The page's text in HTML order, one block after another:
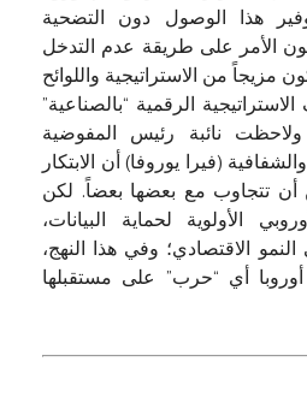
هذا الوصول دون التضحية
الأمر على طريقة عدم التدخل
مزيجاً من الاستراتيجية واللوائح
الرقمية “بالصناعية”
نائبة رئيس المفوضية
(فيرا يوروفا) أن الابتكار
أن تتجاوب مع بعضها بعضاً. لكن
الأولوية لحماية البيانات،
الاقتصادي؛ وفي هذا النهج،
أي “حرب” على مستقبلها